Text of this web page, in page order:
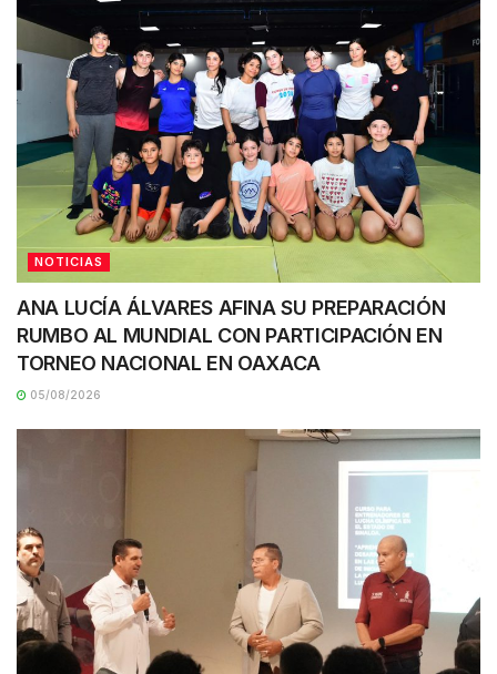
NOTICIAS
ANA LUCÍA ÁLVARES AFINA SU PREPARACIÓN
RUMBO AL MUNDIAL CON PARTICIPACIÓN EN
TORNEO NACIONAL EN OAXACA
05/08/2026